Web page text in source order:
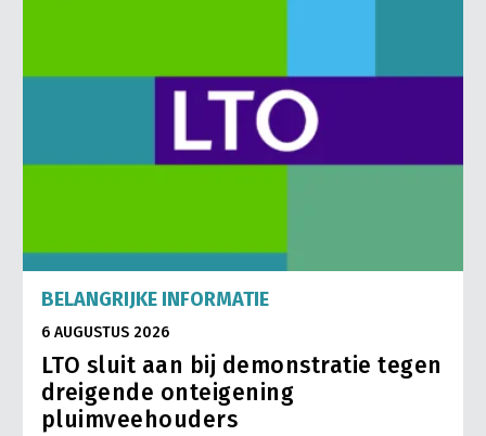
BELANGRIJKE INFORMATIE
6 AUGUSTUS 2026
LTO sluit aan bij demonstratie tegen
dreigende onteigening
pluimveehouders